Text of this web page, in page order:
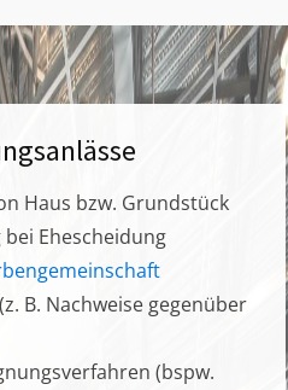
Haus bzw. Grundstück
Ehescheidung
B. Nachweise gegenüber
(bspw.